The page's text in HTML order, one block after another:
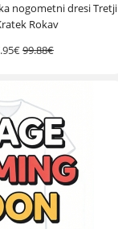
nogometni dresi Tretji
Rokav
99.88€